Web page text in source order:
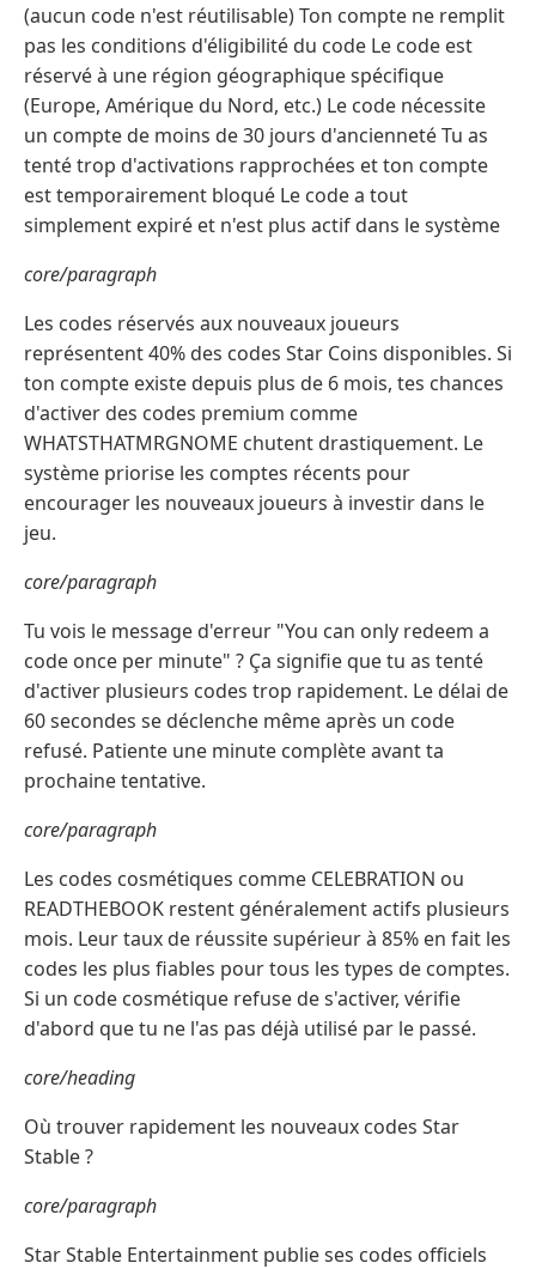
(aucun code n'est réutilisable) Ton compte ne remplit
pas les conditions d'éligibilité du code Le code est
réservé à une région géographique spécifique
(Europe, Amérique du Nord, etc.) Le code nécessite
un compte de moins de 30 jours d'ancienneté Tu as
tenté trop d'activations rapprochées et ton compte
est temporairement bloqué Le code a tout
simplement expiré et n'est plus actif dans le système
core/paragraph
Les codes réservés aux nouveaux joueurs
représentent 40% des codes Star Coins disponibles. Si
ton compte existe depuis plus de 6 mois, tes chances
d'activer des codes premium comme
WHATSTHATMRGNOME chutent drastiquement. Le
système priorise les comptes récents pour
encourager les nouveaux joueurs à investir dans le
jeu.
core/paragraph
Tu vois le message d'erreur "You can only redeem a
code once per minute" ? Ça signifie que tu as tenté
d'activer plusieurs codes trop rapidement. Le délai de
60 secondes se déclenche même après un code
refusé. Patiente une minute complète avant ta
prochaine tentative.
core/paragraph
Les codes cosmétiques comme CELEBRATION ou
READTHEBOOK restent généralement actifs plusieurs
mois. Leur taux de réussite supérieur à 85% en fait les
codes les plus fiables pour tous les types de comptes.
Si un code cosmétique refuse de s'activer, vérifie
d'abord que tu ne l'as pas déjà utilisé par le passé.
core/heading
Où trouver rapidement les nouveaux codes Star
Stable ?
core/paragraph
Star Stable Entertainment publie ses codes officiels